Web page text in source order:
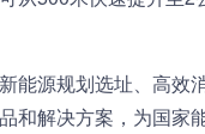
能源规划选址、高效
和解决方案，为国家